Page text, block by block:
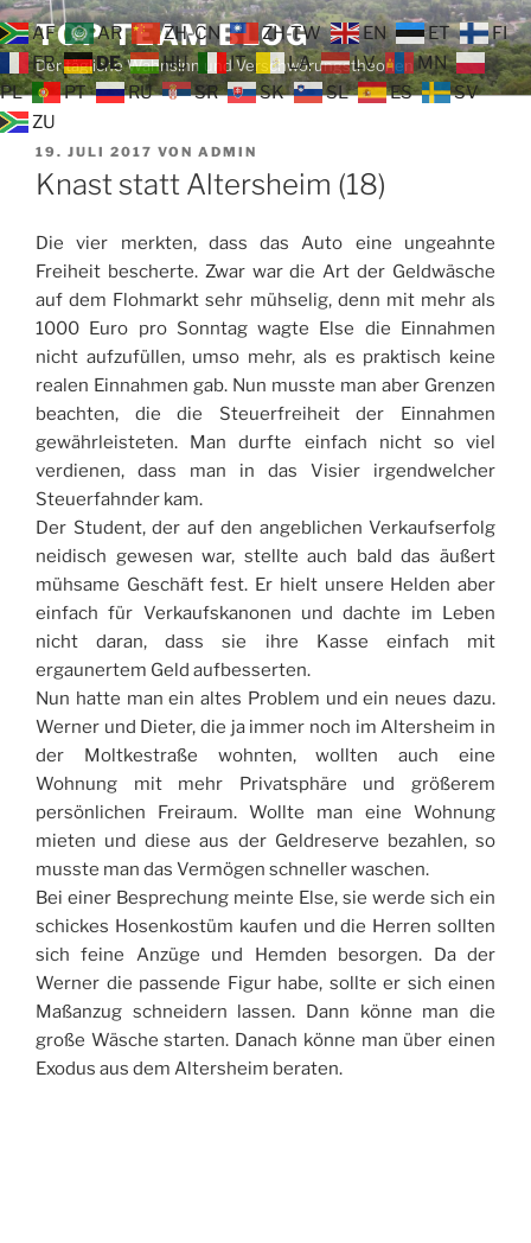
Zum
Inhalt
springen
TOP TEAM BLOG
Der tägliche Wahnsinn und Verschwörungstheorien
VERÖFFENTLICHT
AM
19. JULI 2017 VON ADMIN
Knast statt Altersheim (18)
Die vier merkten, dass das Auto eine ungeahnte
Freiheit bescherte. Zwar war die Art der Geldwäsche
auf dem Flohmarkt sehr mühselig, denn mit mehr als
1000 Euro pro Sonntag wagte Else die Einnahmen
nicht aufzufüllen, umso mehr, als es praktisch keine
realen Einnahmen gab. Nun musste man aber Grenzen
beachten, die die Steuerfreiheit der Einnahmen
gewährleisteten. Man durfte einfach nicht so viel
verdienen, dass man in das Visier irgendwelcher
Steuerfahnder kam.
Der Student, der auf den angeblichen Verkaufserfolg
neidisch gewesen war, stellte auch bald das äußert
mühsame Geschäft fest. Er hielt unsere Helden aber
einfach für Verkaufskanonen und dachte im Leben
nicht daran, dass sie ihre Kasse einfach mit
ergaunertem Geld aufbesserten.
Nun hatte man ein altes Problem und ein neues dazu.
Werner und Dieter, die ja immer noch im Altersheim in
der Moltkestraße wohnten, wollten auch eine
Wohnung mit mehr Privatsphäre und größerem
persönlichen Freiraum. Wollte man eine Wohnung
mieten und diese aus der Geldreserve bezahlen, so
musste man das Vermögen schneller waschen.
Bei einer Besprechung meinte Else, sie werde sich ein
schickes Hosenkostüm kaufen und die Herren sollten
sich feine Anzüge und Hemden besorgen. Da der
Werner die passende Figur habe, sollte er sich einen
Maßanzug schneidern lassen. Dann könne man die
große Wäsche starten. Danach könne man über einen
Exodus aus dem Altersheim beraten.
AF AR ZH-CN ZH-TW EN ET
FI
FR
DE HU IT LA LV
MN
PL
PT RU SR SK SL ES
SV
ZU